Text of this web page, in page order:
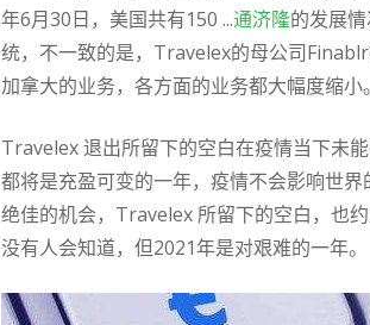
年6月30日，美国共有150 ...通济隆的发展
统，不一致的是，Travelex的母公司
加拿大的业务，各方面的业务都大幅度缩小。
Travelex 退出所留下的空白在疫情当下未
都将是充盈可变的一年，疫情不会影响世
绝佳的机会，Travelex 所留下的空白，也
没有人会知道，但2021年是对艰难的一年。